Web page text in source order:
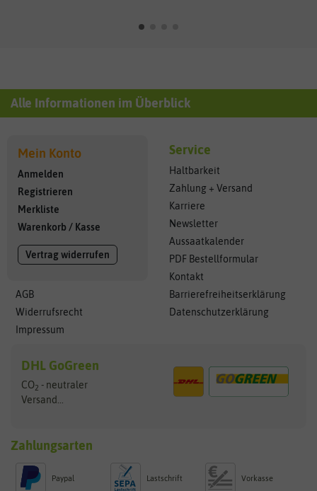
Alle Informationen im Überblick
Mein Konto
Anmelden
Registrieren
Merkliste
Warenkorb / Kasse
Vertrag widerrufen
AGB
Widerrufsrecht
Impressum
Service
Haltbarkeit
Zahlung + Versand
Karriere
Newsletter
Aussaatkalender
PDF Bestellformular
Kontakt
Barrierefreiheitserklärung
Datenschutzerklärung
DHL GoGreen
CO2 - neutraler
Versand...
Zahlungsarten
Paypal Lastschrift Vorkasse